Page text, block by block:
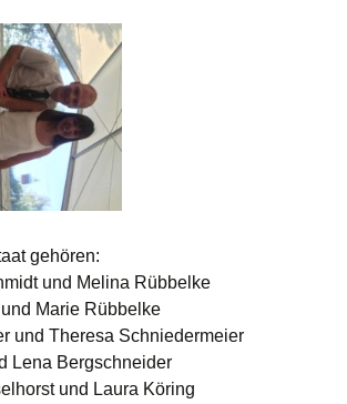
gehören:
und Melina Rübbelke
Marie Rübbelke
und Theresa Schniedermeier
Lena Bergschneider
und Laura Köring